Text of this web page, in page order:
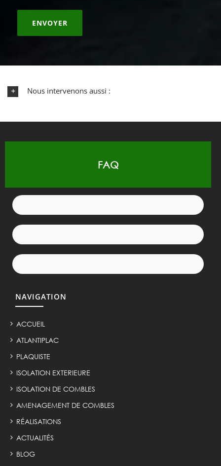
Nous intervenons aussi :
FAQ
NAVIGATION
ACCUEIL
ATLANTIPLAC
PLAQUISTE
ISOLATION EXTERIEURE
ISOLATION DE COMBLES
AMENAGEMENT DE COMBLES
RÉALISATIONS
ACTUALITÉS
BLOG